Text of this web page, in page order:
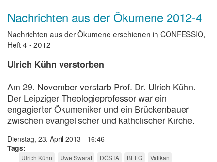
Nachrichten aus der Ökumene 2012-4
Nachrichten aus der Ökumene erschienen in CONFESSIO,
Heft 4 - 2012
Ulrich Kühn verstorben
Am 29. November verstarb Prof. Dr. Ulrich Kühn.
Der Leipziger Theologieprofessor war ein
engagierter Ökumeniker und ein Brückenbauer
zwischen evangelischer und katholischer Kirche.
Dienstag, 23. April 2013 - 16:46
Tags
Ulrich Kühn Uwe Swarat DÖSTA BEFG
Vatikan